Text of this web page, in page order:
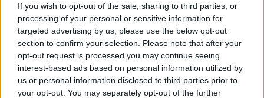
If you wish to opt-out of the sale, sharing to third parties, or
processing of your personal or sensitive information for
targeted advertising by us, please use the below opt-out
section to confirm your selection. Please note that after your
opt-out request is processed you may continue seeing
interest-based ads based on personal information utilized by
us or personal information disclosed to third parties prior to
your opt-out. You may separately opt-out of the further